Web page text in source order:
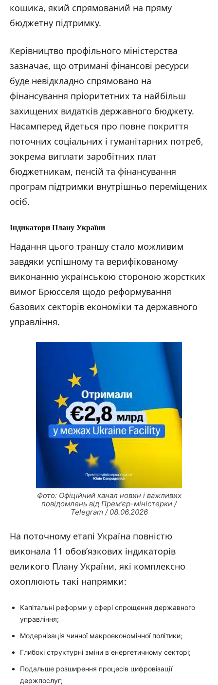
кошика, який спрямований на пряму
бюджетну підтримку.
Керівництво профільного міністерства
зазначає, що отримані фінансові ресурси
буде невідкладно спрямовано на
фінансування пріоритетних та найбільш
захищених видатків державного бюджету.
Насамперед йдеться про повне покриття
поточних соціальних і гуманітарних потреб,
зокрема виплати заробітних плат
бюджетникам, пенсій та фінансування
програм підтримки внутрішньо переміщених
осіб.
Індикатори Плану України
Надання цього траншу стало можливим
завдяки успішному та верифікованому
виконанню українською стороною жорстких
вимог Брюсселя щодо реформування
базових секторів економіки та державного
управління.
Фото: Офіційний канал новин і важливих
повідомлень від Премʼєр-міністерки /
Telegram / 08.06.2026
На поточному етапі Україна повністю
виконала 11 обов’язкових індикаторів
великого Плану України, які комплексно
охоплюють такі напрямки:
Капітальні реформи у сфері спрощення державного
управління;
Модернізація чинної макроекономічної політики;
Глибокі структурні зміни в енергетичному секторі;
Подальше розширення процесів цифровізації
держпослуг;